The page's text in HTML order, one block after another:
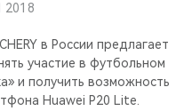
в России предлагает
участие в футбольном
и получить возможность
Huawei P20 Lite.